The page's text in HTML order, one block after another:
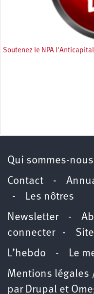
Soutenez le NPA
Qui sommes-nous
Contact -
- Les nôtres
Newsletter-
connecter-
L’hebdo - Le
Mentions légales
par Drupal et